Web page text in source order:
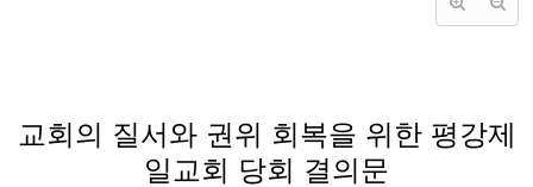
교회의 질서와 권위 회복을 위한 평강제
일교회 당회 결의문